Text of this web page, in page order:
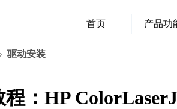
首页 产品功
驱动安装
程：HP